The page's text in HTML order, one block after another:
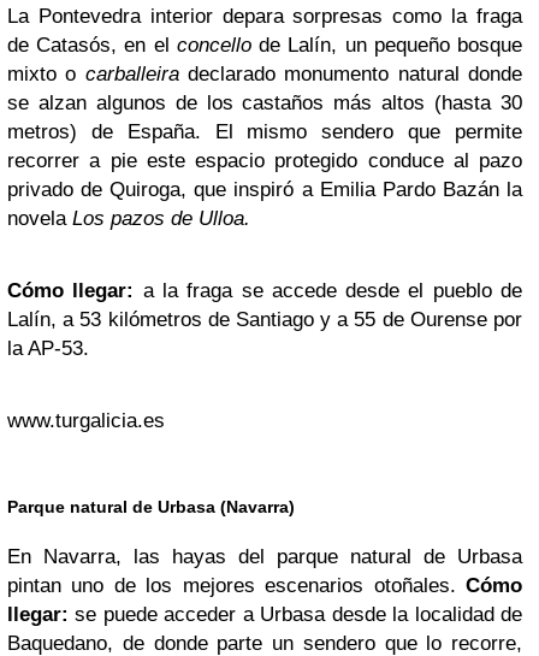
La Pontevedra interior depara sorpresas como la fraga
de Catasós, en el concellode Lalín, un pequeño bosque
mixto o carballeiradeclarado monumento natural donde
se alzan algunos de los castaños más altos (hasta 30
metros) de España. El mismo sendero que permite
recorrer a pie este espacio protegido conduce al pazo
privado de Quiroga, que inspiró a Emilia Pardo Bazán la
novela Los pazos de Ulloa.
Cómo llegar: a la fraga se accede desde el pueblo de
Lalín, a 53 kilómetros de Santiago y a 55 de Ourense por
la AP-53.
www.turgalicia.es
Parque natural de Urbasa (Navarra)
En Navarra, las hayas del parque natural de Urbasa
pintan uno de los mejores escenarios otoñales. Cómo
llegar: se puede acceder a Urbasa desde la localidad de
Baquedano, de donde parte un sendero que lo recorre,